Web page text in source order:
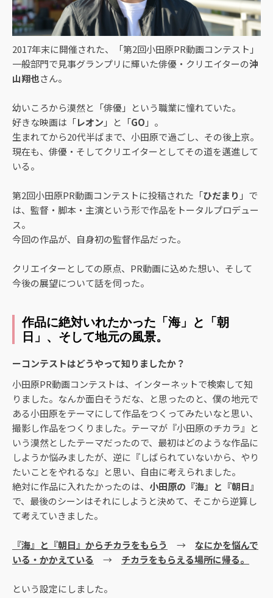
2017年末に開催された、「第2回小田原PR動画コンテスト」
一般部門で見事グランプリに輝いた俳優・クリエイターの沖
山翔也さん。
幼いころから漠然と「俳優」という職業に憧れていた。
好きな映画は「レオン 」と「GO 」。
生まれてから20代半ばまで、小田原で過ごし、その後上京。
現在も、俳優・そしてクリエイターとしてその道を邁進して
いる。
第2回小田原PR動画コンテストに投稿された「ひだまり 」で
は、監督・脚本・主演という形で作品をトータルプロデュー
ス。
今回の作品が、自身初の監督作品だった。
クリエイターとしての原点、PR動画に込めた想い、そして
今後の展望について話を伺った。
作品に絶対いれたかった「海」と「朝
日」、そして地元の風景。
ーコンテストはどうやって知りましたか？
小田原PR動画コンテストは、インターネットで検索して知
りました。なんか面白そうだな、と思ったのと、僕の地元で
ある小田原をテーマにして作品をつくってみたいなと思い、
撮影し作品をつくりました。テーマが『小田原のチカラ』と
いう漠然としたテーマだったので、最初はどのような作品に
しようか悩みましたが、逆に『しばられていないから、やり
たいことをやれるな』と思い、自由に考えられました。
絶対に作品に入れたかったのは、 小田原の『海』と『朝日』
で、最後のシーンはそれにしようと決めて、そこから逆算し
て考えていきました。
『海』と『朝日』からチカラをもらう → なにかを悩んで
いる・かかえている → チカラをもらえる場所に帰る。
という設定にしました。